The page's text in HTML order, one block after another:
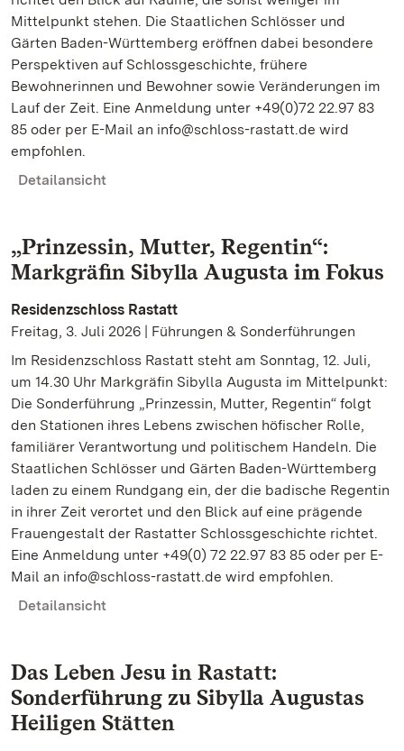
Mittelpunkt stehen. Die Staatlichen Schlösser und
Gärten Baden-Württemberg eröffnen dabei besondere
Perspektiven auf Schlossgeschichte, frühere
Bewohnerinnen und Bewohner sowie Veränderungen im
Lauf der Zeit. Eine Anmeldung unter +49(0)72 22.97 83
85 oder per E-Mail an info@schloss-rastatt.de wird
empfohlen.
Detailansicht
„Prinzessin, Mutter, Regentin“:
Markgräfin Sibylla Augusta im Fokus
Residenzschloss Rastatt
Freitag, 3. Juli 2026 | Führungen & Sonderführungen
Im Residenzschloss Rastatt steht am Sonntag, 12. Juli,
um 14.30 Uhr Markgräfin Sibylla Augusta im Mittelpunkt:
Die Sonderführung „Prinzessin, Mutter, Regentin“ folgt
den Stationen ihres Lebens zwischen höfischer Rolle,
familiärer Verantwortung und politischem Handeln. Die
Staatlichen Schlösser und Gärten Baden-Württemberg
laden zu einem Rundgang ein, der die badische Regentin
in ihrer Zeit verortet und den Blick auf eine prägende
Frauengestalt der Rastatter Schlossgeschichte richtet.
Eine Anmeldung unter +49(0) 72 22.97 83 85 oder per E-
Mail an info@schloss-rastatt.de wird empfohlen.
Detailansicht
Das Leben Jesu in Rastatt:
Sonderführung zu Sibylla Augustas
Heiligen Stätten